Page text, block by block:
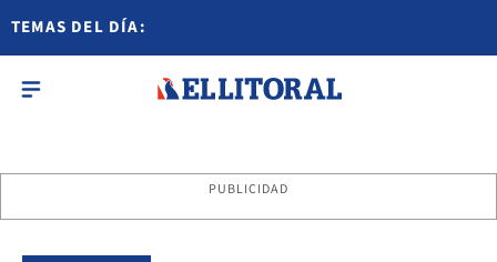
TEMAS DEL DÍA:
PUBLICIDAD